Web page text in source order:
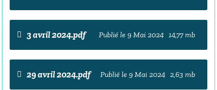
3 avril 2024.pdf Publié le 9 Mai 2024 14,77 mb
29 avril 2024.pdf Publié le 9 Mai 2024 2,63 mb